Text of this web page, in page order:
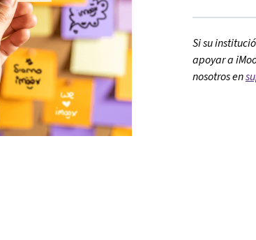
Si su
apoyar a
nosotros en